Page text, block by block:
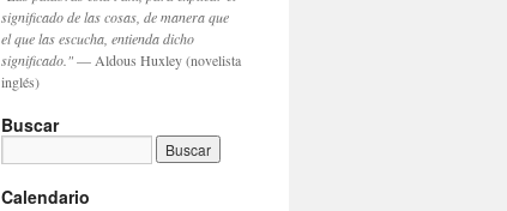
significado de las cosas, de manera que
el que las escucha, entienda dicho
significado."— Aldous Huxley (novelista
inglés)
Buscar
Calendario